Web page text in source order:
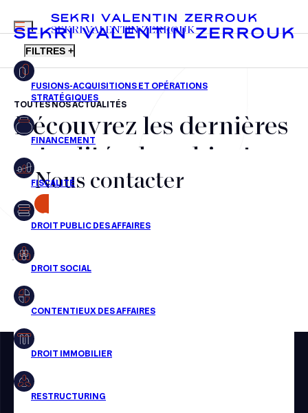
FR EN
MENU
SEKRI VALENTIN ZERROUK
FILTRES +
Fusions-acquisitions et opérations stratégiques
Financement
Fiscalité
Droit public des affaires
Droit social
Droit immobilier
Restructuring
TOUTES NOS ACTUALITÉS
Découvrez les dernières
actualités du cabinet,
nos récompenses et nos
transactions, jour après
jour
Aucun résultats pour cette recherche
Nous contacter